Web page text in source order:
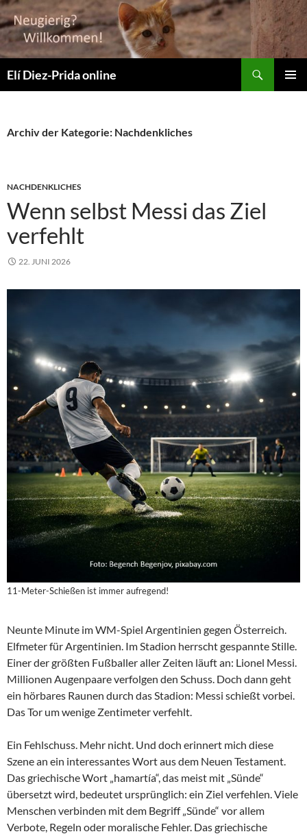
Elí Diez-Prida online
Archiv der Kategorie: Nachdenkliches
NACHDENKLICHES
Wenn selbst Messi das Ziel
verfehlt
22. JUNI 2026
11-Meter-Schießen ist immer aufregend!
Neunte Minute im WM-Spiel Argentinien gegen Österreich.
Elfmeter für Argentinien. Im Stadion herrscht gespannte Stille.
Einer der größten Fußballer aller Zeiten läuft an: Lionel Messi.
Millionen Augenpaare verfolgen den Schuss. Doch dann geht
ein hörbares Raunen durch das Stadion: Messi schießt vorbei.
Das Tor um wenige Zentimeter verfehlt.
Ein Fehlschuss. Mehr nicht. Und doch erinnert mich diese
Szene an ein interessantes Wort aus dem Neuen Testament.
Das griechische Wort „hamartía“, das meist mit „Sünde“
übersetzt wird, bedeutet ursprünglich: ein Ziel verfehlen. Viele
Menschen verbinden mit dem Begriff „Sünde“ vor allem
Verbote, Regeln oder moralische Fehler. Das griechische